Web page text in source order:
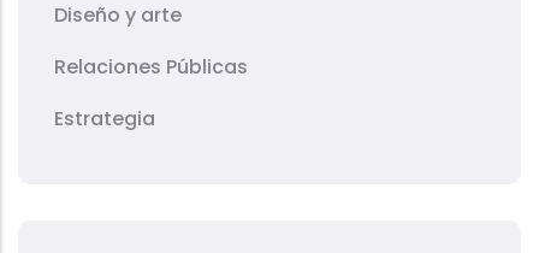
Diseño y arte
Relaciones Públicas
Estrategia